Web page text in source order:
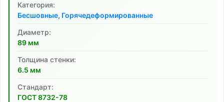
Категория:
Бесшовные, Горячедеформированные
Диаметр:
89 мм
Толщина стенки:
6.5 мм
Cтандарт:
ГОСТ 8732-78